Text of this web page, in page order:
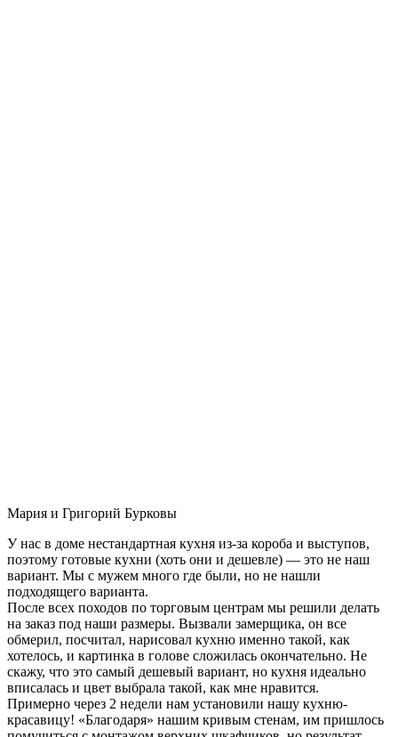
Мария и Григорий Бурковы
У нас в доме нестандартная кухня из-за короба и выступов,
поэтому готовые кухни (хоть они и дешевле) — это не наш
вариант. Мы с мужем много где были, но не нашли
подходящего варианта.
После всех походов по торговым центрам мы решили делать
на заказ под наши размеры. Вызвали замерщика, он все
обмерил, посчитал, нарисовал кухню именно такой, как
хотелось, и картинка в голове сложилась окончательно. Не
скажу, что это самый дешевый вариант, но кухня идеально
вписалась и цвет выбрала такой, как мне нравится.
Примерно через 2 недели нам установили нашу кухню-
красавицу! «Благодаря» нашим кривым стенам, им пришлось